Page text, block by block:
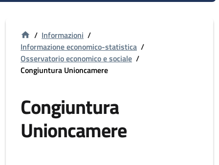
/ Informazioni /
Informazione economico-statistica /
Osservatorio economico e sociale /
Congiuntura Unioncamere
Congiuntura
Unioncamere